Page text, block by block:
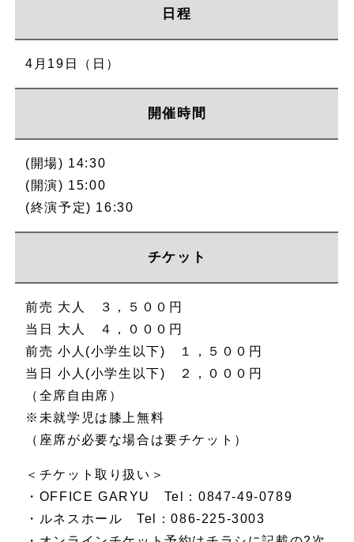
日程
4月19日（日）
開催時間
(開場) 14:30
(開演) 15:00
(終演予定) 16:30
チケット
前売 大人 ３，５００円
当日 大人 ４，０００円
前売 小人(小学生以下) １，５００円
当日 小人(小学生以下) ２，０００円
（全席自由席）
※未就学児は膝上無料
（座席が必要な場合は要チケット）
＜チケット取り扱い＞
・OFFICE GARYU Tel：0847-49-0789
・ルネスホール Tel：086-225-3003